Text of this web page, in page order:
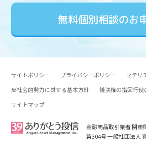
無料個別相談のお
サイトポリシー プライバシーポリシー
マテリ
反社会的勢力に対する基本方針
議決権の指図行使
サイトマップ
金融商品取引業者 関東
第304号 一般社団法人